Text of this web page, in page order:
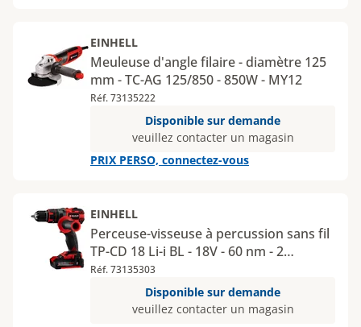
EINHELL
Meuleuse d'angle filaire - diamètre 125
mm - TC-AG 125/850 - 850W - MY12
Réf. 73135222
Disponible sur demande
veuillez contacter un magasin
PRIX PERSO, connectez-vous
EINHELL
Perceuse-visseuse à percussion sans fil
TP-CD 18 Li-i BL - 18V - 60 nm - 2
batteries 2Ah - chargeur - coffret - MY12
Réf. 73135303
Disponible sur demande
veuillez contacter un magasin